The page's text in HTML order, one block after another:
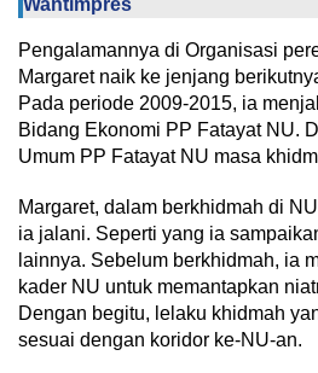
Pengalamannya di Organisasi
Margaret naik ke jenjang
Pada periode 2009-2015, ia
Bidang Ekonomi PP Fatayat NU.
Umum PP Fatayat NU masa
Margaret, dalam berkhidmah di
ia jalani. Seperti yang ia
lainnya. Sebelum berkhidmah, ia
kader NU untuk memantapkan
Dengan begitu, lelaku khidmah
sesuai dengan koridor ke-NU-an.